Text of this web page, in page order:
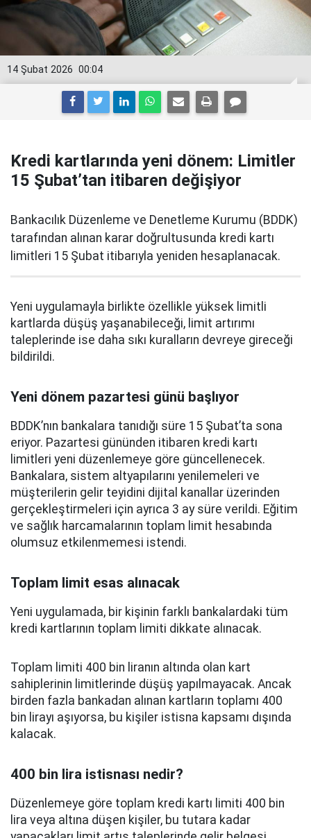
00:04
14 Şubat 2026
Kredi kartlarında yeni dönem: Limitler
15 Şubat’tan itibaren değişiyor
Bankacılık Düzenleme ve Denetleme Kurumu (BDDK)
tarafından alınan karar doğrultusunda kredi kartı
limitleri 15 Şubat itibarıyla yeniden hesaplanacak.
Yeni uygulamayla birlikte özellikle yüksek limitli
kartlarda düşüş yaşanabileceği, limit artırımı
taleplerinde ise daha sıkı kuralların devreye gireceği
bildirildi.
Yeni dönem pazartesi günü başlıyor
BDDK’nın bankalara tanıdığı süre 15 Şubat’ta sona
eriyor. Pazartesi gününden itibaren kredi kartı
limitleri yeni düzenlemeye göre güncellenecek.
Bankalara, sistem altyapılarını yenilemeleri ve
müşterilerin gelir teyidini dijital kanallar üzerinden
gerçekleştirmeleri için ayrıca 3 ay süre verildi. Eğitim
ve sağlık harcamalarının toplam limit hesabında
olumsuz etkilenmemesi istendi.
Toplam limit esas alınacak
Yeni uygulamada, bir kişinin farklı bankalardaki tüm
kredi kartlarının toplam limiti dikkate alınacak.
Toplam limiti 400 bin liranın altında olan kart
sahiplerinin limitlerinde düşüş yapılmayacak. Ancak
birden fazla bankadan alınan kartların toplamı 400
bin lirayı aşıyorsa, bu kişiler istisna kapsamı dışında
kalacak.
400 bin lira istisnası nedir?
Düzenlemeye göre toplam kredi kartı limiti 400 bin
lira veya altına düşen kişiler, bu tutara kadar